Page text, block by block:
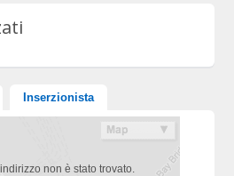
Inserzionista
non è stato trovato.